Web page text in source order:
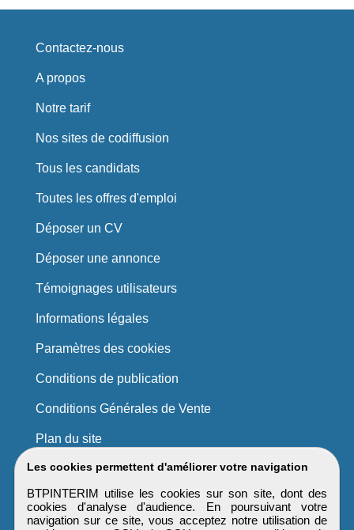
Les cookies permettent d'améliorer votre navigation
BTPINTERIM utilise les cookies sur son site, dont des
cookies d'analyse d'audience. En poursuivant votre
navigation sur ce site, vous acceptez notre utilisation de
Contactez-nous
A propos
Notre tarif
Nos sites de codiffusion
Tous les candidats
Toutes les offres d'emploi
Déposer un CV
Déposer une annonce
Témoignages utilisateurs
Informations légales
Paramètres des cookies
Conditions de publication
Conditions Générales de Vente
Plan du site